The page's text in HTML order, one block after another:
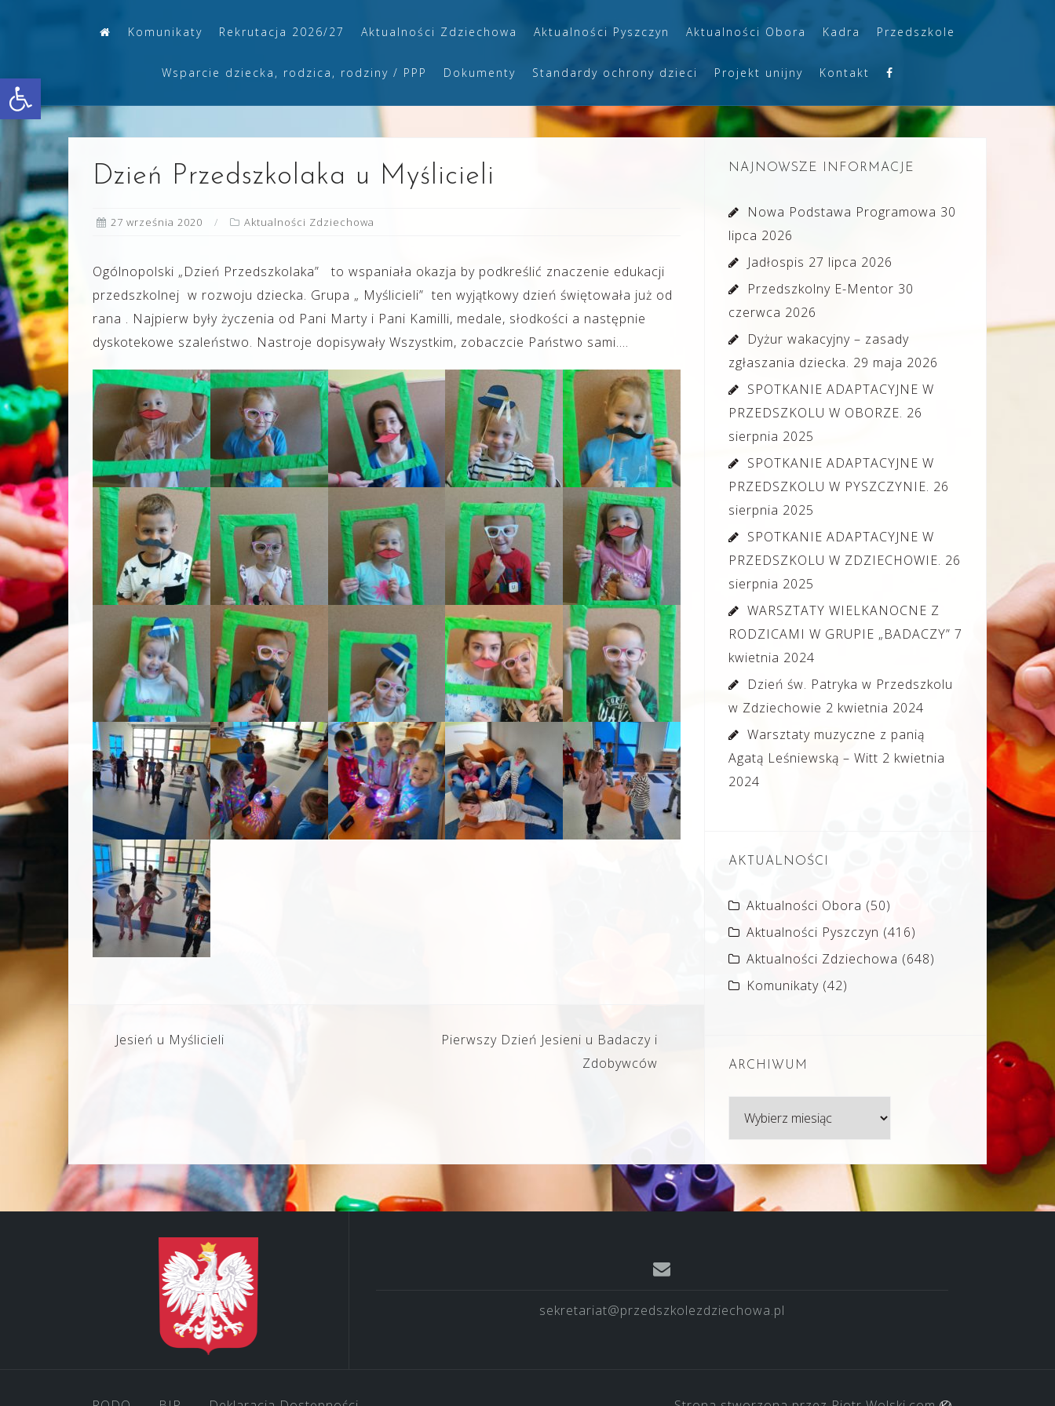
Otwórz pasek narzędzi
Komunikaty Rekrutacja 2026/27 Aktualności Zdziechowa Aktualności Pyszczyn Aktualności Obora Kadra Przedszkole
Wsparcie dziecka, rodzica, rodziny / PPP Dokumenty Standardy ochrony dzieci Projekt unijny Kontakt
Dzień Przedszkolaka u Myślicieli
27 września 2020 Aktualności Zdziechowa
Ogólnopolski „Dzień Przedszkolaka” to wspaniała okazja by podkreślić znaczenie edukacji
przedszkolnej w rozwoju dziecka. Grupa „ Myślicieli” ten wyjątkowy dzień świętowała już od
rana . Najpierw były życzenia od Pani Marty i Pani Kamilli, medale, słodkości a następnie
dyskotekowe szaleństwo. Nastroje dopisywały Wszystkim, zobaczcie Państwo sami….
Nawigacja
Jesień u Myślicieli
Pierwszy Dzień Jesieni u Badaczy i
Zdobywców
NAJNOWSZE INFORMACJE
Nowa Podstawa Programowa 30
lipca 2026
Jadłospis 27 lipca 2026
Przedszkolny E-Mentor 30
czerwca 2026
Dyżur wakacyjny – zasady
zgłaszania dziecka. 29 maja 2026
SPOTKANIE ADAPTACYJNE W
PRZEDSZKOLU W OBORZE. 26
sierpnia 2025
SPOTKANIE ADAPTACYJNE W
PRZEDSZKOLU W PYSZCZYNIE. 26
sierpnia 2025
SPOTKANIE ADAPTACYJNE W
PRZEDSZKOLU W ZDZIECHOWIE. 26
sierpnia 2025
WARSZTATY WIELKANOCNE Z
RODZICAMI W GRUPIE „BADACZY” 7
kwietnia 2024
Dzień św. Patryka w Przedszkolu
w Zdziechowie 2 kwietnia 2024
Warsztaty muzyczne z panią
Agatą Leśniewską – Witt 2 kwietnia
2024
AKTUALNOŚCI
Aktualności Obora (50)
Aktualności Pyszczyn (416)
Aktualności Zdziechowa (648)
Komunikaty (42)
ARCHIWUM
sekretariat@przedszkolezdziechowa.pl